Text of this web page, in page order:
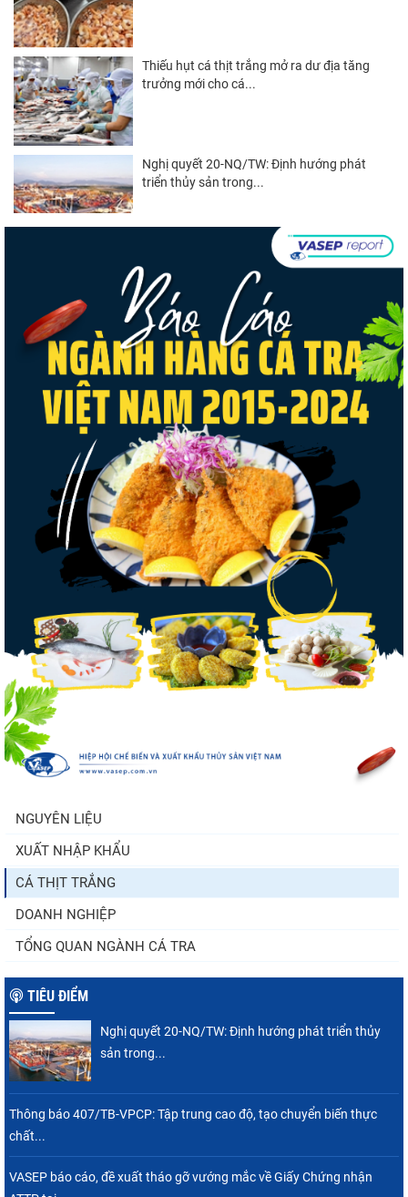
Thiếu hụt cá thịt trắng mở ra dư địa tăng
trưởng mới cho cá...
Nghị quyết 20-NQ/TW: Định hướng phát
triển thủy sản trong...
Góp ý Dự thảo Luật An toàn thực phẩm
(sửa đổi)
Thuế Mục 301 và bài toán thích ứng của
tôm Việt tại thị...
VASEP chào đón Công ty Cổ phần Thương
mại Sim Ba gia nhập...
Nguồn cung giảm, giá cá rô phi Trung Quốc
tiếp tục tăng
Nhập khẩu tôm của Mỹ phục hồi trong
tháng 5/2026
Trung Quốc tăng mạnh nhập khẩu mực,
trong khi nguồn cung...
NGUYÊN LIỆU
XUẤT NHẬP KHẨU
CÁ THỊT TRẮNG
DOANH NGHIỆP
TỔNG QUAN NGÀNH CÁ TRA
TIÊU ĐIỂM
Nghị quyết 20-NQ/TW: Định hướng phát triển thủy
sản trong...
Thông báo 407/TB-VPCP: Tập trung cao độ, tạo chuyển biến thực
chất...
VASEP báo cáo, đề xuất tháo gỡ vướng mắc về Giấy Chứng nhận